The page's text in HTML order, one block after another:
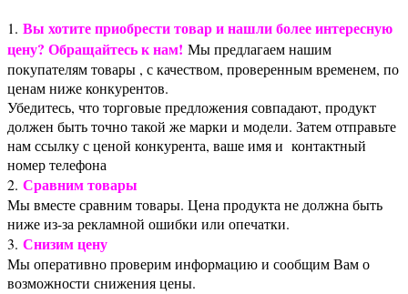
1. Вы хотите приобрести товар и нашли более интересную
цену? Обращайтесь к нам! Мы предлагаем нашим
покупателям товары , с качеством, проверенным временем, по
ценам ниже конкурентов.
Убедитесь, что торговые предложения совпадают, продукт
должен быть точно такой же марки и модели. Затем отправьте
нам ссылку с ценой конкурента, ваше имя и контактный
номер телефона
2. Сравним товары
Мы вместе сравним товары. Цена продукта не должна быть
ниже из-за рекламной ошибки или опечатки.
3. Снизим цену
Мы оперативно проверим информацию и сообщим Вам о
возможности снижения цены.